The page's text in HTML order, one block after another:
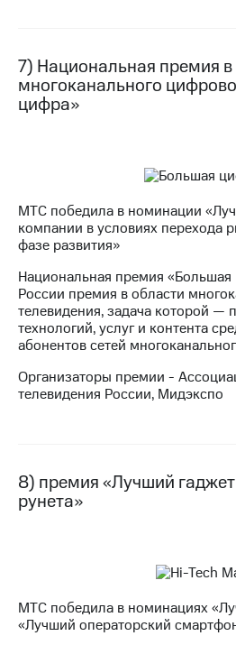
7) Национальная премия в
многоканального
цифра»
МТС победила в номинации
компании в условиях перехода
фазе развития»
Национальная премия
России премия в области
телевидения, задача которой —
технологий, услуг и контента
абонентов сетей
Организаторы премии -
телевидения России, Мидэкспо
8) премия «Лучший
рунета»
МТС победила в номинациях
«Лучший операторский